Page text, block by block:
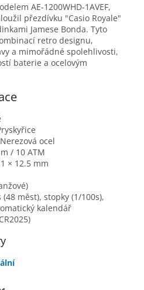
AE-1200WHD-1AVEF,
přezdívku "Casio Royale"
Jamese Bonda. Tyto
retro designu,
a mimořádné spolehlivosti,
baterie a ocelovým
Nerezová ocel
/ 10 ATM
× 12.5 mm
(48 měst), stopky (1/100s),
kalendář